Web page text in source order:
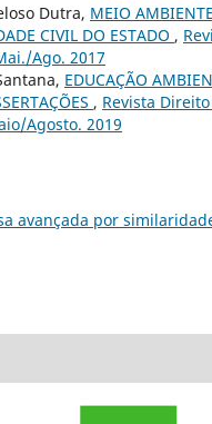
Dutra, MEIO
CIVIL DO ESTADO ,
Ago. 2017
EDUCAÇÃO
, Revista
Agosto. 2019
avançada por